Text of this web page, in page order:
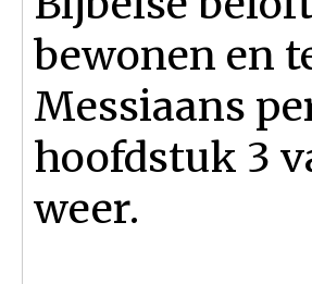
bewonen en
Messiaans
hoofdstuk 3
weer.